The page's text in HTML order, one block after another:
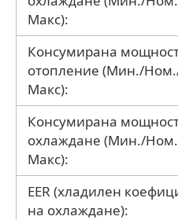
Макс):
Консумирана
отопление (Мин./
Макс):
Консумирана
охлаждане (Мин./
Макс):
EER (хладилен
на охлаждане):